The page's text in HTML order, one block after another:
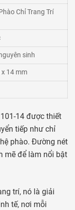
Chỉ Trang Trí
sinh
14 mm
14 được thiết
tiếp như chỉ
phào. Đường nét
mẽ để làm nổi bật
trí, nó là giải
tế, nơi mỗi